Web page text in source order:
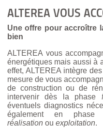
ALTEREA VOUS
Une offre pour accroître
bien
ALTEREA vous
énergétiques mais aussi à
effet, ALTEREA intègre
mesure de vous
de construction ou de
intervenir dès la phase
éventuels diagnostics
également en phase
réalisation ou exploitation.